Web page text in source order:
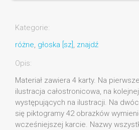
Kategorie:
różne, głoska [sz] , znajdź
Opis:
Materiał zawiera 4 karty. Na
ilustracja całostronicowa, na
występujących na ilustracji. Na
się piktogramy 42 obrazków
wcześniejszej karcie. Nazwy